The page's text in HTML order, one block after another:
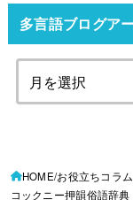
多言語ブログア
HOME お役立ちコラム
コックニー押韻俗語辞